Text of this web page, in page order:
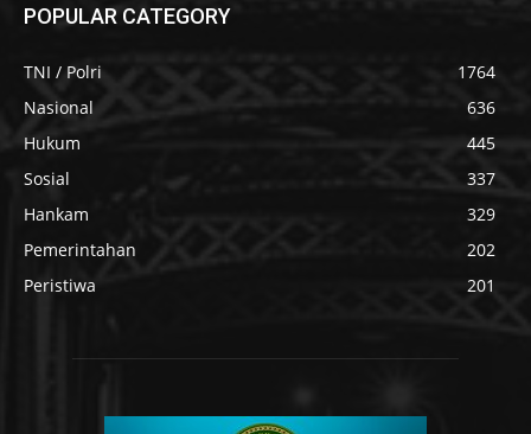
POPULAR CATEGORY
TNI / Polri
1764
Nasional
636
Hukum
445
Sosial
337
Hankam
329
Pemerintahan
202
Peristiwa
201